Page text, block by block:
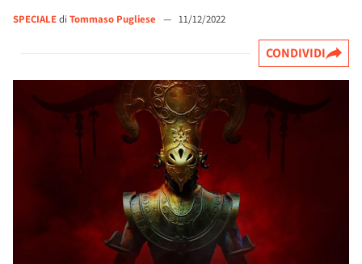
SPECIALEdi Tommaso Pugliese — 11/12/2022
CONDIVIDI